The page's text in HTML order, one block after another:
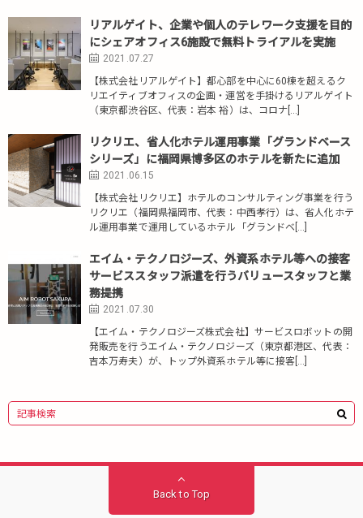
リアルゲイト、企業や個人のテレワーク支援を目的
にシェアオフィス6施設で無料トライアルを実施
2021.07.27
【株式会社リアルゲイト】都心部を中心に60棟を超えるク
リエイティブオフィスの企画・運営を手掛けるリアルゲイト
（東京都渋谷区、代表：岩本 裕）は、コロナ[…]
リクリエ、省人化ホテル運用事業「グランドベース
シリーズ」に福岡県博多区のホテルを新たに追加
2021.06.15
【株式会社リクリエ】ホテルのコンサルティング事業を行う
リクリエ（福岡県福岡市、代表：中西孝行）は、省人化ホテ
ル運用事業で運用しているホテル「グランドベ[…]
エイム・テクノロジーズ、外資系ホテル等への接客
サービススタッフ派遣を行うバリュースタッフと業
務提携
2021.07.30
【エイム・テクノロジーズ株式会社】サービスロボットの開
発販売を行うエイム・テクノロジーズ（東京都港区、代表：
吉本万寿夫）が、トップ外資系ホテル等に接客[…]
Back to Top